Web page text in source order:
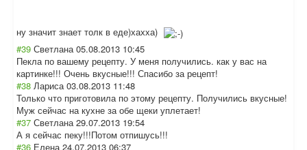
ну значит знает толк в еде)хахха)
#39 Светлана 05.08.2013 10:45
Пекла по вашему рецепту. У меня получились. как у вас на
картинке!!! Очень вкусные!!! Спасибо за рецепт!
#38 Лариса 03.08.2013 11:48
Только что приготовила по этому рецепту. Получились вкусные!
Муж сейчас на кухне за обе щеки уплетает!
#37 Светлана 29.07.2013 19:54
А я сейчас пеку!!!Потом отпишусь!!!
#36 Елена 24.07.2013 06:37